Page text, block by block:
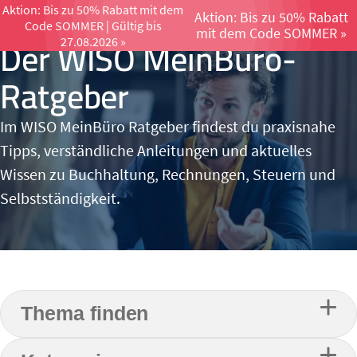
Aktion: Bis zu 50% Rabatt mit dem
Code SOMMER | Gültig bis
27.08.2026 »
Aktion: Bis zu 50% Rabatt
mit dem Code SOMMER »
Menü öffnen
Der WISO MeinBüro-
Ratgeber
Im WISO MeinBüro Ratgeber findest du praxisnahe
Tipps, verständliche Anleitungen und aktuelles
Wissen zu Buchhaltung, Rechnungen, Steuern und
Selbstständigkeit.
Thema finden